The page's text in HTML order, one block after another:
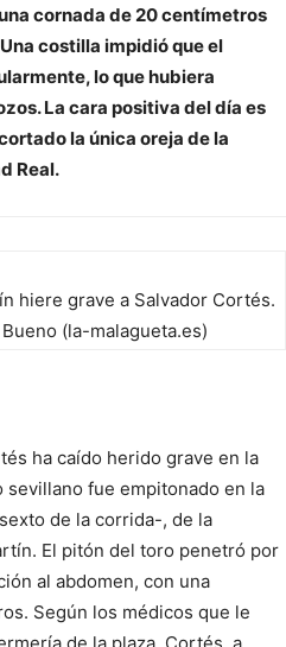
cornada de 20 centímetros
costilla impidió que el
lo que hubiera
La cara positiva del día es
la única oreja de la
Real.
hiere grave a Salvador Cortés.
(la-malagueta.es)
ha caído herido grave en la
sevillano fue empitonado en la
de la corrida-, de la
El pitón del toro penetró por
al abdomen, con una
Según los médicos que le